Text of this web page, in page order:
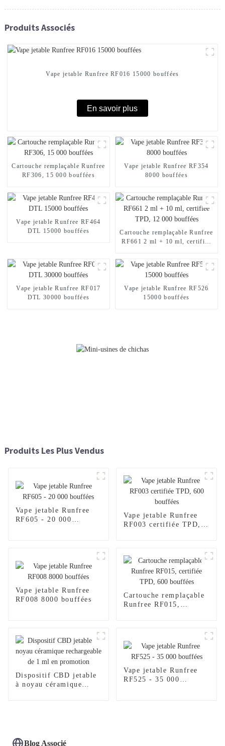
Produits Associés
Vape jetable Runfree RF016 15000 bouffées
En savoir plus
Cartouche remplaçable Runfree
RF306, 15 000 bouffées
Vape jetable Runfree RF354
8000 bouffées
Vape jetable Runfree RF464
DTL 15000 bouffées
Cartouche remplaçable Runfree
RF661 2 ml + 10 ml, certifiée
Vape jetable Runfree RF017
DTL 30000 bouffées
Vape jetable Runfree RF526
15000 bouffées
Produits Les Plus Vendus
Vape jetable Runfree
RF605 - 20 000
Vape jetable Runfree
RF003 certifiée TPD,
Vape jetable Runfree
RF008 8000 bouffées
Cartouche remplaçable
Runfree RF015,
Dispositif CBD jetable
à noyau céramique
Vape jetable Runfree
RF525 - 35 000
Blog Associé